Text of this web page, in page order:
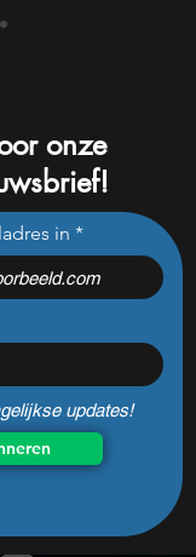
de
onze
in
updates!